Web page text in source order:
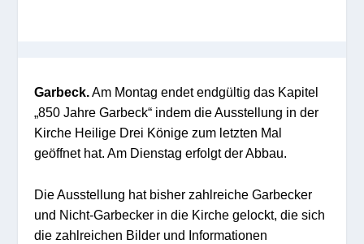
Garbeck.Am Montag endet endgültig das Kapitel
„850 Jahre Garbeck“ indem die Ausstellung in der
Kirche Heilige Drei Könige zum letzten Mal
geöffnet hat. Am Dienstag erfolgt der Abbau.
Die Ausstellung hat bisher zahlreiche Garbecker
und Nicht-Garbecker in die Kirche gelockt, die sich
die zahlreichen Bilder und Informationen